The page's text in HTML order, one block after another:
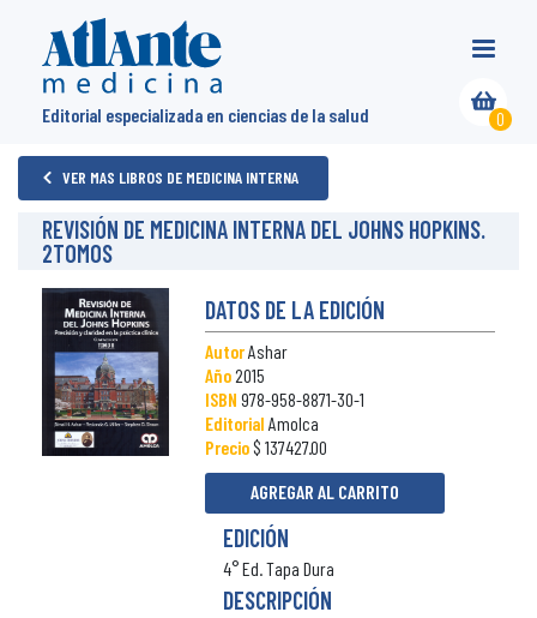
0
Editorial especializada en ciencias de la salud
VER MAS LIBROS DE MEDICINA INTERNA
REVISIÓN DE MEDICINA INTERNA DEL JOHNS HOPKINS.
2TOMOS
DATOS DE LA EDICIÓN
AutorAshar
Año2015
ISBN 978-958-8871-30-1
Editorial Amolca
Precio$ 137427.00
AGREGAR AL CARRITO
EDICIÓN
4° Ed. Tapa Dura
DESCRIPCIÓN